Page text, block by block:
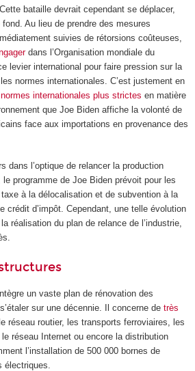
bataille devrait cependant se déplacer,
Au lieu de prendre des mesures
suivies de rétorsions coûteuses,
dans l’Organisation mondiale du
levier international pour faire pression sur la
normes internationales. C’est justement en
normes internationales plus strictes en matière
que Joe Biden affiche la volonté de
face aux importations en provenance des
dans l’optique de relancer la production
programme de Joe Biden prévoit pour les
à la délocalisation et de subvention à la
crédit d’impôt. Cependant, une telle évolution
réalisation du plan de relance de l’industrie,
un vaste plan de rénovation des
sur une décennie. Il concerne de très
le réseau routier, les transports ferroviaires, les
réseau Internet ou encore la distribution
l’installation de 500 000 bornes de
électriques.